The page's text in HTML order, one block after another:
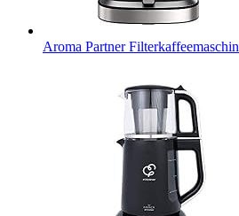
Aroma Partner